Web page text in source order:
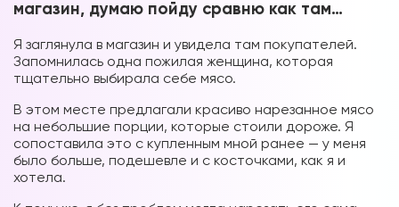
магазин, думаю пойду сравню как там…
Я заглянула в магазин и увидела там покупателей.
Запомнилась одна пожилая женщина, которая
тщательно выбирала себе мясо.
В этом месте предлагали красиво нарезанное мясо
на небольшие порции, которые стоили дороже. Я
сопоставила это с купленным мной ранее — у меня
было больше, подешевле и с косточками, как я и
хотела.